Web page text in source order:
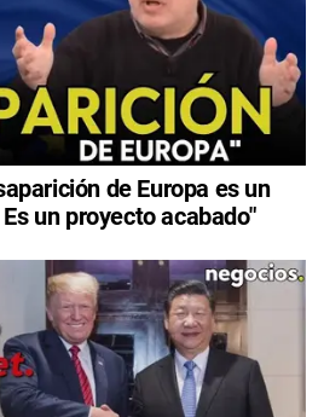
de Europa es un
un proyecto acabado"